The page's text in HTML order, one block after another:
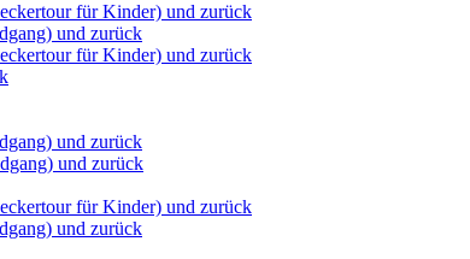
für Kinder) und zurück
und zurück
für Kinder) und zurück
und zurück
und zurück
für Kinder) und zurück
und zurück